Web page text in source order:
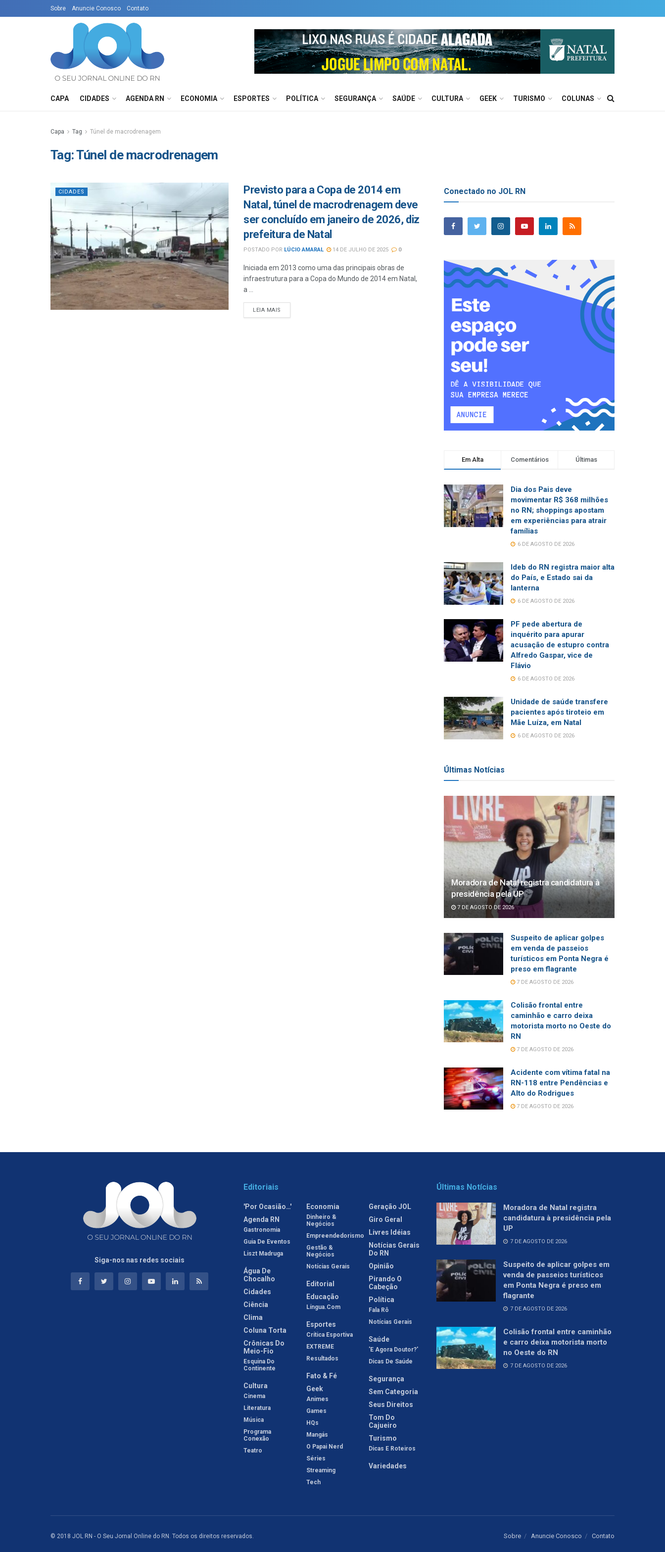
Sobre Anuncie Conosco Contato
CAPA CIDADES AGENDA RN ECONOMIA ESPORTES POLÍTICA SEGURANÇA SAÚDE CULTURA GEEK TURISMO COLUNAS
Capa Tag Túnel de macrodrenagem
Tag:Túnel de macrodrenagem
CIDADES
Previsto para a Copa de 2014 em
Natal, túnel de macrodrenagem deve
ser concluído em janeiro de 2026, diz
prefeitura de Natal
POSTADO POR LÚCIO AMARAL 14 DE JULHO DE 2025 0
Iniciada em 2013 como uma das principais obras de
infraestrutura para a Copa do Mundo de 2014 em Natal,
a ...
LEIA MAIS
Conectado no JOL RN
Em Alta Comentários Últimas
Dia dos Pais deve
movimentar R$ 368 milhões
no RN; shoppings apostam
em experiências para atrair
famílias
6 DE AGOSTO DE 2026
Ideb do RN registra maior alta
do País, e Estado sai da
lanterna
6 DE AGOSTO DE 2026
PF pede abertura de
inquérito para apurar
acusação de estupro contra
Alfredo Gaspar, vice de
Flávio
6 DE AGOSTO DE 2026
Unidade de saúde transfere
pacientes após tiroteio em
Mãe Luíza, em Natal
6 DE AGOSTO DE 2026
Últimas Notícias
Moradora de Natal registra candidatura à
presidência pela UP
7 DE AGOSTO DE 2026
Suspeito de aplicar golpes
em venda de passeios
turísticos em Ponta Negra é
preso em flagrante
7 DE AGOSTO DE 2026
Colisão frontal entre
caminhão e carro deixa
motorista morto no Oeste do
RN
7 DE AGOSTO DE 2026
Acidente com vítima fatal na
RN-118 entre Pendências e
Alto do Rodrigues
7 DE AGOSTO DE 2026
Siga-nos nas redes sociais
Editoriais
'Por Ocasião…'
Agenda RN
Gastronomia
Guia De Eventos
Liszt Madruga
Água De
Chocalho
Cidades
Ciência
Clima
Coluna Torta
Crônicas Do
Meio-Fio
Esquina Do
Continente
Cultura
Cinema
Literatura
Música
Programa
Conexão
Teatro
Economia
Dinheiro &
Negócios
Empreendedorismo
Gestão &
Negócios
Notícias Gerais
Editorial
Educação
Língua.com
Esportes
Crítica Esportiva
EXTREME
Resultados
Fato & Fé
Geek
Animes
Games
HQs
Mangás
O Papai Nerd
Séries
Streaming
Tech
Geração JOL
Giro Geral
Livres Idéias
Notícias Gerais
Do RN
Opinião
Pirando O
Cabeção
Política
Fala Rô
Notícias Gerais
Saúde
'E Agora Doutor?'
Dicas De Saúde
Segurança
Sem Categoria
Seus Direitos
Tom Do
Cajueiro
Turismo
Dicas E Roteiros
Variedades
Últimas Notícias
Moradora de Natal registra
candidatura à presidência pela
UP
7 DE AGOSTO DE 2026
Suspeito de aplicar golpes em
venda de passeios turísticos
em Ponta Negra é preso em
flagrante
7 DE AGOSTO DE 2026
Colisão frontal entre caminhão
e carro deixa motorista morto
no Oeste do RN
7 DE AGOSTO DE 2026
Sobre Anuncie Conosco Contato
© 2018 JOL RN - O Seu Jornal Online do RN. Todos os direitos reservados.